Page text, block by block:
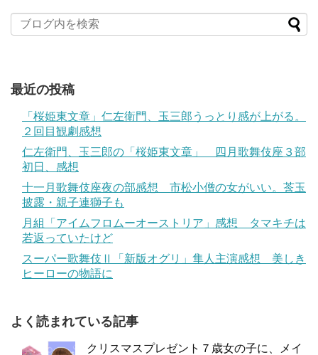
最近の投稿
「桜姫東文章」仁左衛門、玉三郎うっとり感が上がる。
２回目観劇感想
仁左衛門、玉三郎の「桜姫東文章」 四月歌舞伎座３部
初日、感想
十一月歌舞伎座夜の部感想 市松小僧の女がいい。莟玉
披露・親子連獅子も
月組「アイムフロムーオーストリア」感想 タマキチは
若返っていたけど
スーパー歌舞伎Ⅱ「新版オグリ」隼人主演感想 美しき
ヒーローの物語に
よく読まれている記事
クリスマスプレゼント７歳女の子に、メイ